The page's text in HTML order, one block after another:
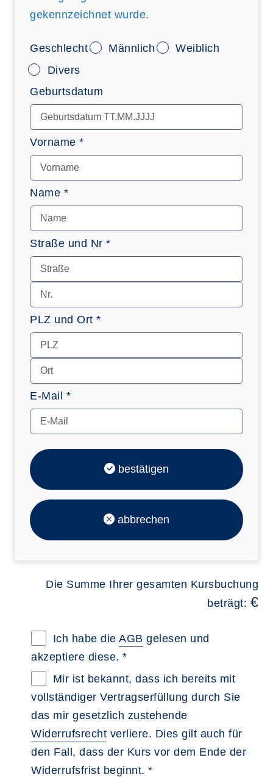
gekennzeichnet wurde.
Geschlecht Männlich
Weiblich
Divers
Geburtsdatum
Vorname *
Name *
Straße und Nr *
PLZ und Ort *
E-Mail *
bestätigen
abbrechen
Die Summe Ihrer gesamten Kursbuchung
beträgt: €
Allgemeine Geschäftsbedingungen im
Ich habe die AGB gelesen und
akzeptiere diese. *
Widerrufsbelehrung im neuen Browsertab
Mir ist bekannt, dass ich bereits mit
vollständiger Vertragserfüllung durch Sie
das mir gesetzlich zustehende
Widerrufsrecht verliere. Dies gilt auch für
den Fall, dass der Kurs vor dem Ende der
Widerrufsfrist beginnt. *